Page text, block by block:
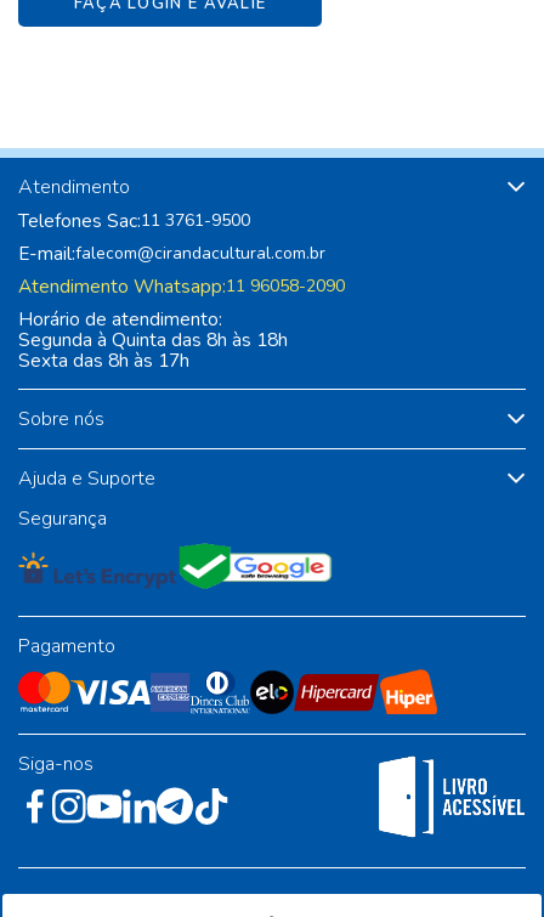
Sobre nós
Ajuda e Suporte
Atendimento
Telefones Sac:11 3761-9500
E-mail:falecom@cirandacultural.com.br
Atendimento Whatsapp:11 96058-2090
Horário de atendimento:
Segunda à Quinta das 8h às 18h
Sexta das 8h às 17h
Segurança
Pagamento
Siga-nos